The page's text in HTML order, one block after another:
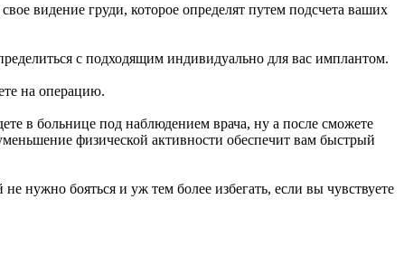
видение груди, которое определят путем подсчета ваших
с подходящим индивидуально для вас имплантом.
на операцию.
в больнице под наблюдением врача, ну а после сможете
физической активности обеспечит вам быстрый
нужно бояться и уж тем более избегать, если вы чувствуете